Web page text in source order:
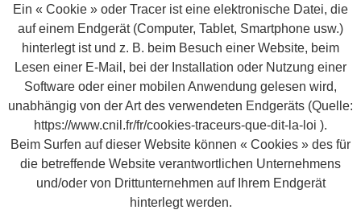
Ein « Cookie » oder Tracer ist eine elektronische Datei, die
auf einem Endgerät (Computer, Tablet, Smartphone usw.)
hinterlegt ist und z. B. beim Besuch einer Website, beim
Lesen einer E-Mail, bei der Installation oder Nutzung einer
Software oder einer mobilen Anwendung gelesen wird,
unabhängig von der Art des verwendeten Endgeräts (Quelle:
https://www.cnil.fr/fr/cookies-traceurs-que-dit-la-loi ).
Beim Surfen auf dieser Website können « Cookies » des für
die betreffende Website verantwortlichen Unternehmens
und/oder von Drittunternehmen auf Ihrem Endgerät
hinterlegt werden.